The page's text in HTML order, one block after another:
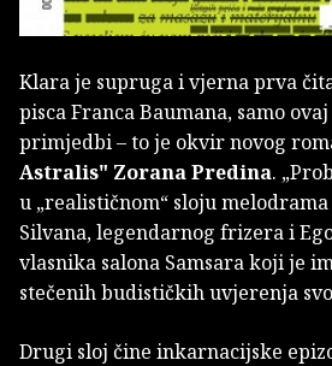
Klara je supruga i vjerna prva
pisca Franca Baumana, samo
primjedbi – to je okvir novog
Astralis" Zorana Predina.
u „realističnom“ sloju
Silvana, legendarnog frizera i
vlasnika salona Samsara koji je
stečenih budističkih uvjerenja
Drugi sloj čine inkarnacijske